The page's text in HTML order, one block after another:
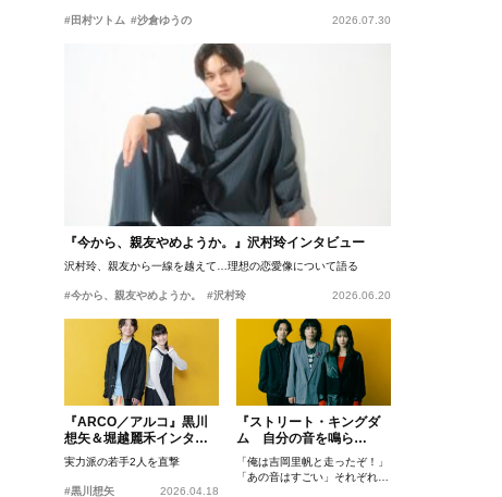
#田村ツトム #沙倉ゆうの 2026.07.30
『今から、親友やめようか。』沢村玲インタビュー
沢村玲、親友から一線を越えて…理想の恋愛像について語る
#今から、親友やめようか。 #沢村玲 2026.06.20
『ARCO／アルコ』黒川
想矢＆堀越麗禾インタビ
ュー
実力派の若手2人を直撃
#黒川想矢 2026.04.18
『ストリート・キングダ
ム 自分の音を鳴ら
せ。』峯田和伸、若葉竜
也、吉岡里帆インタビュ
ー
「俺は吉岡里帆と走ったぞ！」
「あの音はすごい」それぞれの